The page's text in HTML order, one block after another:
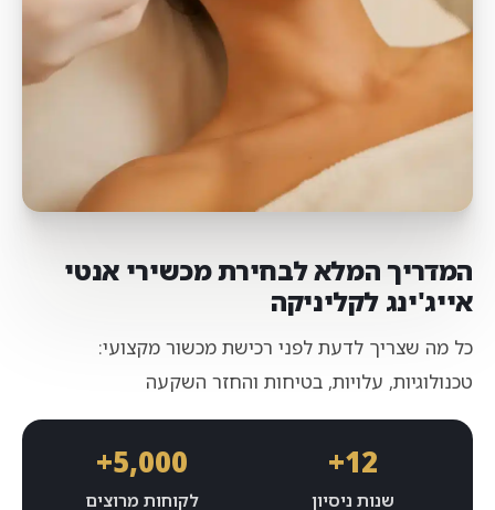
המדריך המלא לבחירת מכשירי אנטי
אייג'ינג לקליניקה
כל מה שצריך לדעת לפני רכישת מכשור מקצועי:
טכנולוגיות, עלויות, בטיחות והחזר השקעה
12+
שנות ניסיון
5,000+
לקוחות מרוצים